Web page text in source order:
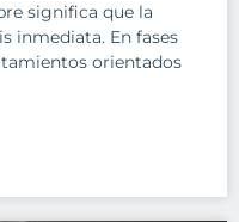
significa que la
inmediata. En fases
orientados